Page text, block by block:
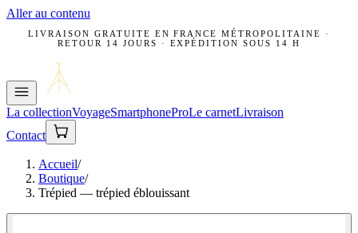
Aller au contenu
LIVRAISON GRATUITE EN FRANCE MÉTROPOLITAINE ·
RETOUR 14 JOURS · EXPÉDITION SOUS 14 H
La collectionVoyageSmartphoneProLe carnetLivraison
Contact
Accueil/
Boutique/
Trépied — trépied éblouissant